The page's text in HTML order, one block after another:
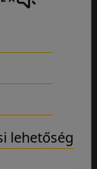
lehetőség